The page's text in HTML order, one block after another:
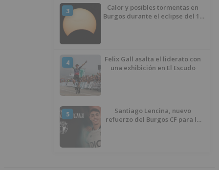
3
Calor y posibles tormentas en
Burgos durante el eclipse del 12
4
Felix Gall asalta el liderato con
una exhibición en El Escudo
5
Santiago Lencina, nuevo
refuerzo del Burgos CF para la